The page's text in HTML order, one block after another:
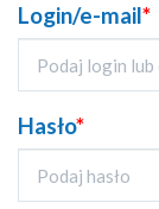
Login/e-mail*
Hasło*